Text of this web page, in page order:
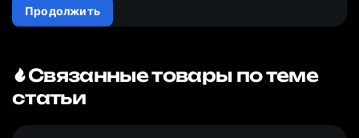
Продолжить
Связанные товары по теме
статьи